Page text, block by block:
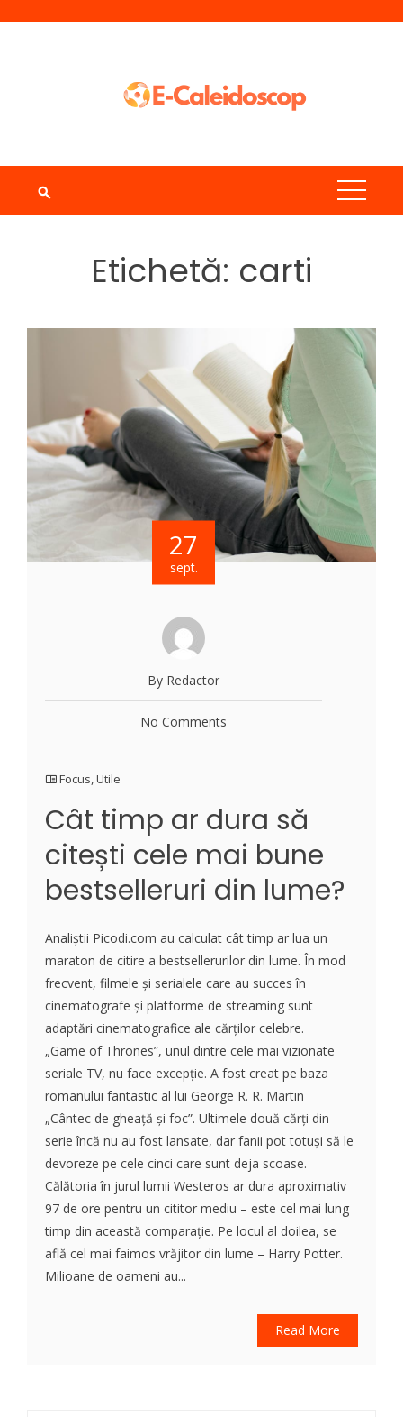
Etichetă: carti
27
sept.
By Redactor
No Comments
Focus,Utile
Cât timp ar dura să
citești cele mai bune
bestselleruri din lume?
Analiștii Picodi.com au calculat cât timp ar lua un
maraton de citire a bestsellerurilor din lume. În mod
frecvent, filmele și serialele care au succes în
cinematografe și platforme de streaming sunt
adaptări cinematografice ale cărților celebre.
„Game of Thrones”, unul dintre cele mai vizionate
seriale TV, nu face excepție. A fost creat pe baza
romanului fantastic al lui George R. R. Martin
„Cântec de gheață și foc”. Ultimele două cărți din
serie încă nu au fost lansate, dar fanii pot totuși să le
devoreze pe cele cinci care sunt deja scoase.
Călătoria în jurul lumii Westeros ar dura aproximativ
97 de ore pentru un cititor mediu – este cel mai lung
timp din această comparație. Pe locul al doilea, se
află cel mai faimos vrăjitor din lume – Harry Potter.
Milioane de oameni au...
Read More